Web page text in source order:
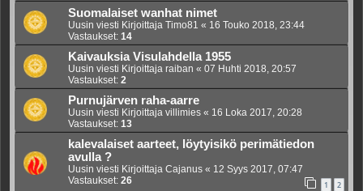
Suomalaiset wanhat nimet
Uusin viesti Kirjoittaja Timo81 « 16 Touko 2018, 23:44
Vastaukset: 14
Kaivauksia Visulahdella 1955
Uusin viesti Kirjoittaja raiban « 07 Huhti 2018, 20:57
Vastaukset: 2
Purnujärven raha-aarre
Uusin viesti Kirjoittaja villimies « 16 Loka 2017, 20:28
Vastaukset: 13
kalevalaiset aarteet, löytyisikö perimätiedon
avulla ?
Uusin viesti Kirjoittaja Cajanus « 12 Syys 2017, 07:47
Vastaukset: 26 1 2